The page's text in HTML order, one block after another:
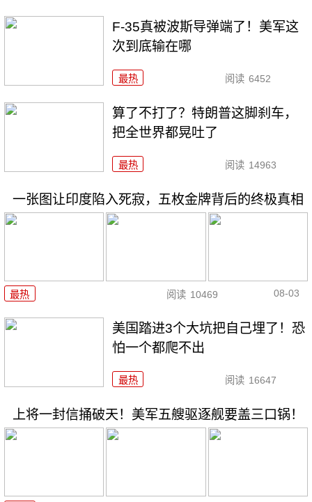
F-35真被波斯导弹端了！美军这
次到底输在哪
最热 阅读 6452
算了不打了？特朗普这脚刹车，
把全世界都晃吐了
最热 阅读 14963
一张图让印度陷入死寂，五枚金牌背后的终极真相
最热 阅读 10469 08-03
美国踏进3个大坑把自己埋了！恐
怕一个都爬不出
最热 阅读 16647
上将一封信捅破天！美军五艘驱逐舰要盖三口锅！